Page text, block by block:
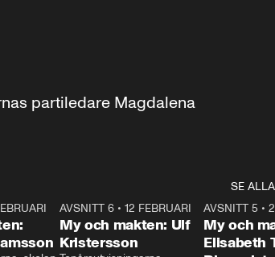
partiledare Magdalena
SE ALLA
24:30 27:30
AVSNITT 6 •12 FEBRUARI
My och makten: Ulf
Kristersson
AVSNITT 5 •
My och
Elisabeth